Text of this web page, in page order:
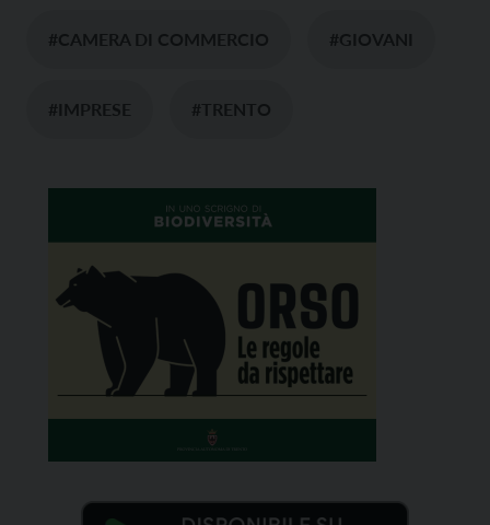
#CAMERA DI COMMERCIO #GIOVANI
#IMPRESE #TRENTO